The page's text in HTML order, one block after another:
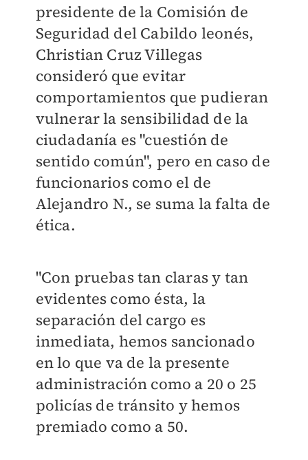
presidente de la Comisión de
Seguridad del Cabildo leonés,
Christian Cruz Villegas
consideró que evitar
comportamientos que pudieran
vulnerar la sensibilidad de la
ciudadanía es "cuestión de
sentido común", pero en caso de
funcionarios como el de
Alejandro N., se suma la falta de
ética.
"Con pruebas tan claras y tan
evidentes como ésta, la
separación del cargo es
inmediata, hemos sancionado
en lo que va de la presente
administración como a 20 o 25
policías de tránsito y hemos
premiado como a 50.